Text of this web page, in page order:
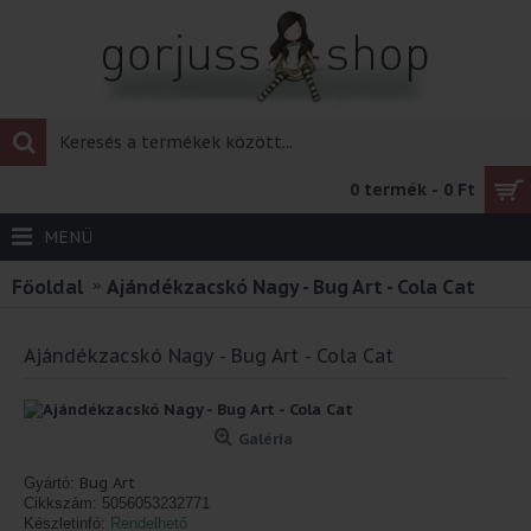
0 termék - 0 Ft
MENÜ
Főoldal Ajándékzacskó Nagy - Bug Art - Cola Cat
Ajándékzacskó Nagy - Bug Art - Cola Cat
Galéria
Gyártó: Bug Art
Cikkszám: 5056053232771
Készletinfó: Rendelhető